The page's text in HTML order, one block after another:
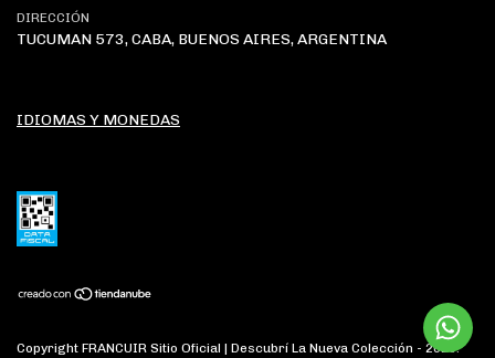
DIRECCIÓN
TUCUMAN 573, CABA, BUENOS AIRES, ARGENTINA
IDIOMAS Y MONEDAS
Copyright FRANCUIR Sitio Oficial | Descubrí La Nueva Colección - 2026.